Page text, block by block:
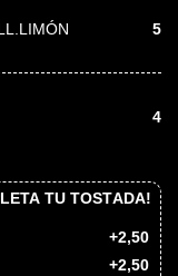
5
4
+2,50
+2,50